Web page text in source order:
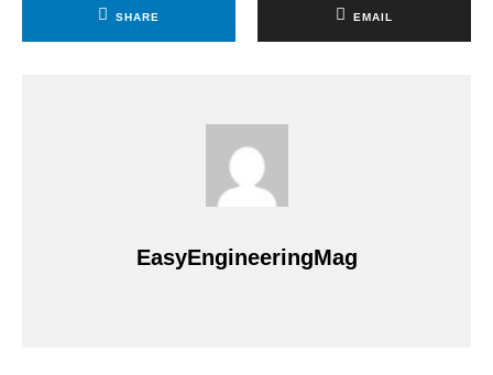
SHARE EMAIL
EasyEngineeringMag